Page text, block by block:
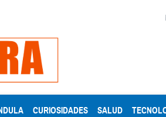
CURIOSIDADES SALUD